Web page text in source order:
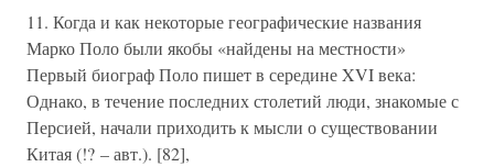
11. Когда и как некоторые географические названия
Марко Поло были якобы «найдены на местности»
Первый биограф Поло пишет в середине XVI века:
Однако, в течение последних столетий люди, знакомые с
Персией, начали приходить к мысли о существовании
Китая (!? – авт.). [82],